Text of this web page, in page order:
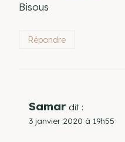
Bisous
Répondre
Samar dit :
3 janvier 2020 à 19h55